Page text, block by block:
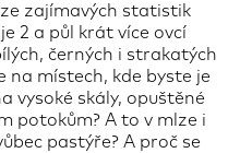
zajímavých statistik
2 a půl krát více ovcí
černých i strakatých
na místech, kde byste je
vysoké skály, opuštěné
potokům? A to v mlze i
pastýře? A proč se